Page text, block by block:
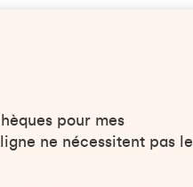
pour mes
ne nécessitent pas le